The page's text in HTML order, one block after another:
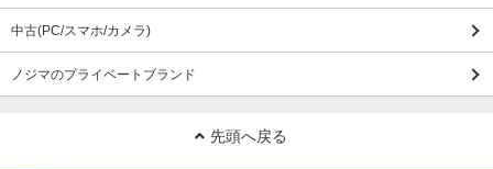
中古(PC/スマホ/カメラ)
ノジマのプライベートブランド
先頭へ戻る